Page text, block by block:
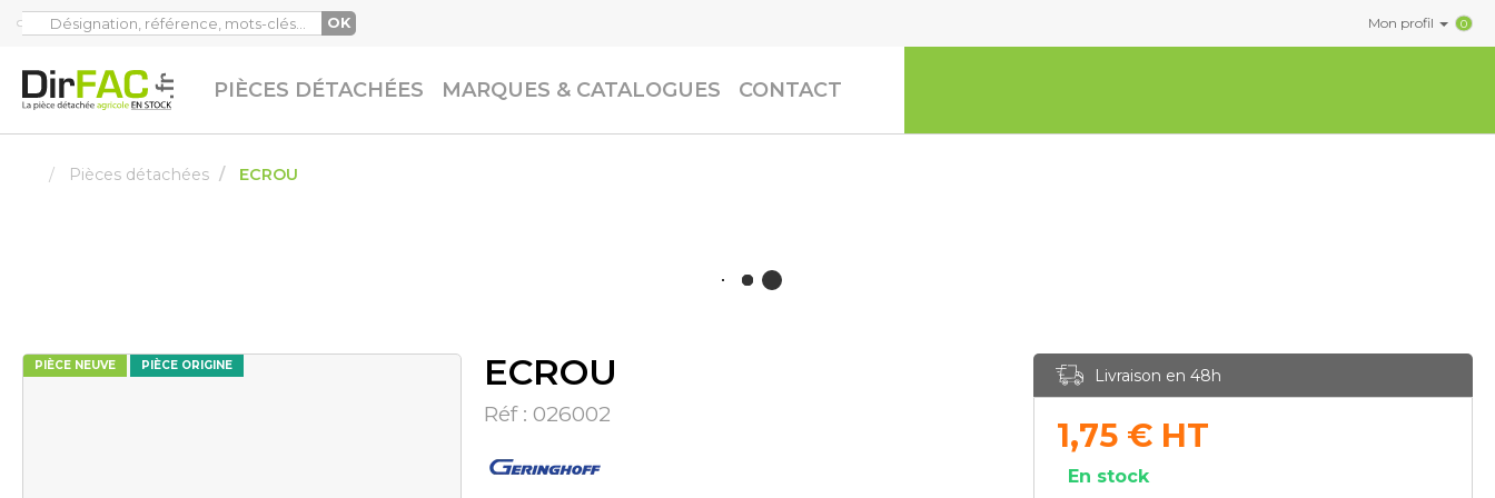
OK Mon profil 0
PIÈCES DÉTACHÉES MARQUES & CATALOGUES CONTACT
Pièces détachées ECROU
PIÈCE NEUVE PIÈCE ORIGINE ECROU
Réf : 026002
Livraison en 48h
1,75 € HT
En stock